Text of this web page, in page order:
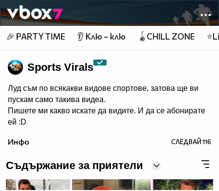
👾
🎉 PARTY TIME 👂 Клю – клю 🪀CHILL ZONE
Sports Virals
Луд съм по всякакви видове спортове, затова ще ви
пускам само такива видеа.
Пишете ми какво искате да видите. И да се абонирате
ей :D
Инфо СЛЕДВАЙ116
Съдържание за приятели